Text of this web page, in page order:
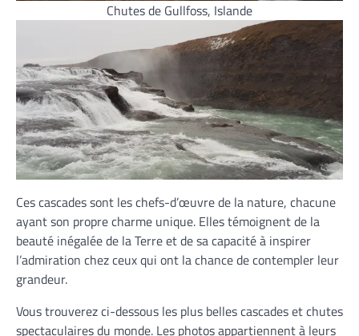
Chutes de Gullfoss, Islande
Ces cascades sont les chefs-d’œuvre de la nature, chacune
ayant son propre charme unique. Elles témoignent de la
beauté inégalée de la Terre et de sa capacité à inspirer
l’admiration chez ceux qui ont la chance de contempler leur
grandeur.
Vous trouverez ci-dessous les plus belles cascades et chutes
spectaculaires du monde. Les photos appartiennent à leurs